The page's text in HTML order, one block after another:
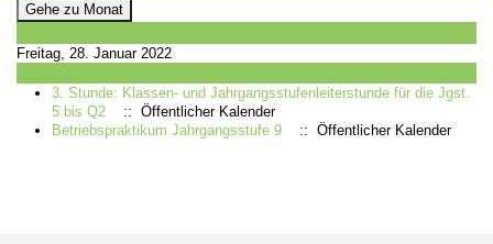
Gehe zu Monat
Freitag, 28. Januar 2022
3. Stunde: Klassen- und Jahrgangsstufenleiterstunde für die Jgst.
5 bis Q2
:: Öffentlicher Kalender
Betriebspraktikum Jahrgangsstufe 9
:: Öffentlicher Kalender